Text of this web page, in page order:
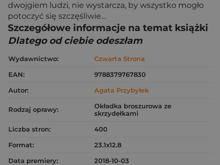
dwojgiem ludzi, nie wystarcza, by wszystko mogło
potoczyć się szczęśliwie…
Szczegółowe informacje na temat książki
Dlatego od ciebie odeszłam
Wydawnictwo:
Czwarta Strona
EAN:
9788379767830
Autor:
Agata Przybyłek
Rodzaj oprawy:
Okładka broszurowa ze
skrzydełkami
Liczba stron:
400
Format:
23.1x12.8
Data premiery:
2018-10-03